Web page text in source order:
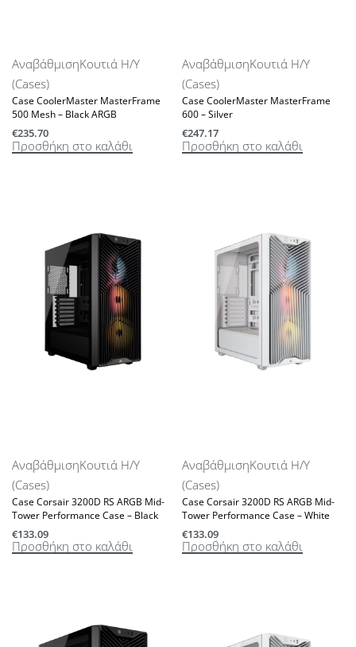
ΑναβάθμισηΚουτιά Η/Υ
(Cases)
Case CoolerMaster MasterFrame
500 Mesh – Black ARGB
€235.70
Προσθήκη στο καλάθι
ΑναβάθμισηΚουτιά Η/Υ
(Cases)
Case CoolerMaster MasterFrame
600 – Silver
€247.17
Προσθήκη στο καλάθι
ΑναβάθμισηΚουτιά Η/Υ
(Cases)
Case Corsair 3200D RS ARGB Mid-
Tower Performance Case – Black
€133.09
Προσθήκη στο καλάθι
ΑναβάθμισηΚουτιά Η/Υ
(Cases)
Case Corsair 3200D RS ARGB Mid-
Tower Performance Case – White
€133.09
Προσθήκη στο καλάθι